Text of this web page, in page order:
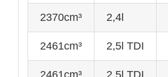
2370cm³ 2,4l
2461cm³ 2,5l TDI
2461cm³ 2,5l TDI